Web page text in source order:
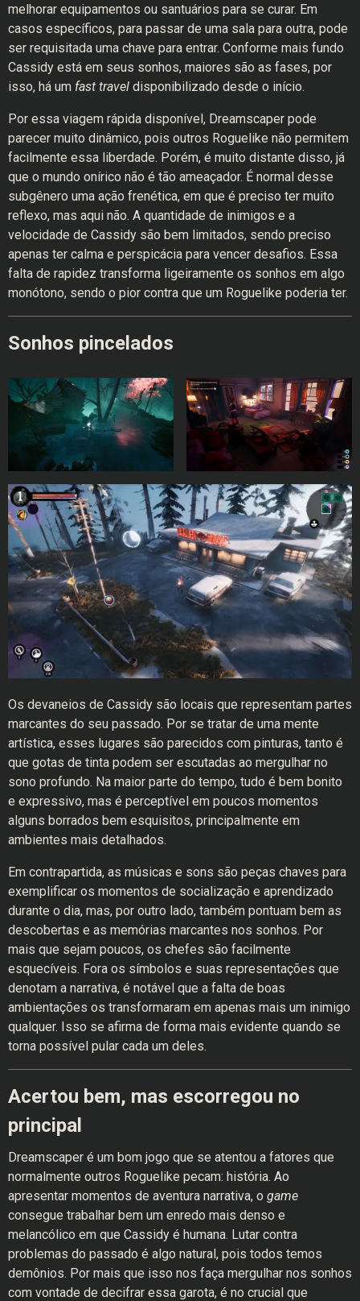
melhorar equipamentos ou santuários para se curar. Em
casos específicos, para passar de uma sala para outra, pode
ser requisitada uma chave para entrar. Conforme mais fundo
Cassidy está em seus sonhos, maiores são as fases, por
isso, há um fast travel disponibilizado desde o início.
Por essa viagem rápida disponível, Dreamscaper pode
parecer muito dinâmico, pois outros Roguelike não permitem
facilmente essa liberdade. Porém, é muito distante disso, já
que o mundo onírico não é tão ameaçador. É normal desse
subgênero uma ação frenética, em que é preciso ter muito
reflexo, mas aqui não. A quantidade de inimigos e a
velocidade de Cassidy são bem limitados, sendo preciso
apenas ter calma e perspicácia para vencer desafios. Essa
falta de rapidez transforma ligeiramente os sonhos em algo
monótono, sendo o pior contra que um Roguelike poderia ter.
Sonhos pincelados
Os devaneios de Cassidy são locais que representam partes
marcantes do seu passado. Por se tratar de uma mente
artística, esses lugares são parecidos com pinturas, tanto é
que gotas de tinta podem ser escutadas ao mergulhar no
sono profundo. Na maior parte do tempo, tudo é bem bonito
e expressivo, mas é perceptível em poucos momentos
alguns borrados bem esquisitos, principalmente em
ambientes mais detalhados.
Em contrapartida, as músicas e sons são peças chaves para
exemplificar os momentos de socialização e aprendizado
durante o dia, mas, por outro lado, também pontuam bem as
descobertas e as memórias marcantes nos sonhos. Por
mais que sejam poucos, os chefes são facilmente
esquecíveis. Fora os símbolos e suas representações que
denotam a narrativa, é notável que a falta de boas
ambientações os transformaram em apenas mais um inimigo
qualquer. Isso se afirma de forma mais evidente quando se
torna possível pular cada um deles.
Acertou bem, mas escorregou no
principal
Dreamscaper é um bom jogo que se atentou a fatores que
normalmente outros Roguelike pecam: história. Ao
apresentar momentos de aventura narrativa, o game
consegue trabalhar bem um enredo mais denso e
melancólico em que Cassidy é humana. Lutar contra
problemas do passado é algo natural, pois todos temos
demônios. Por mais que isso nos faça mergulhar nos sonhos
com vontade de decifrar essa garota, é no crucial que